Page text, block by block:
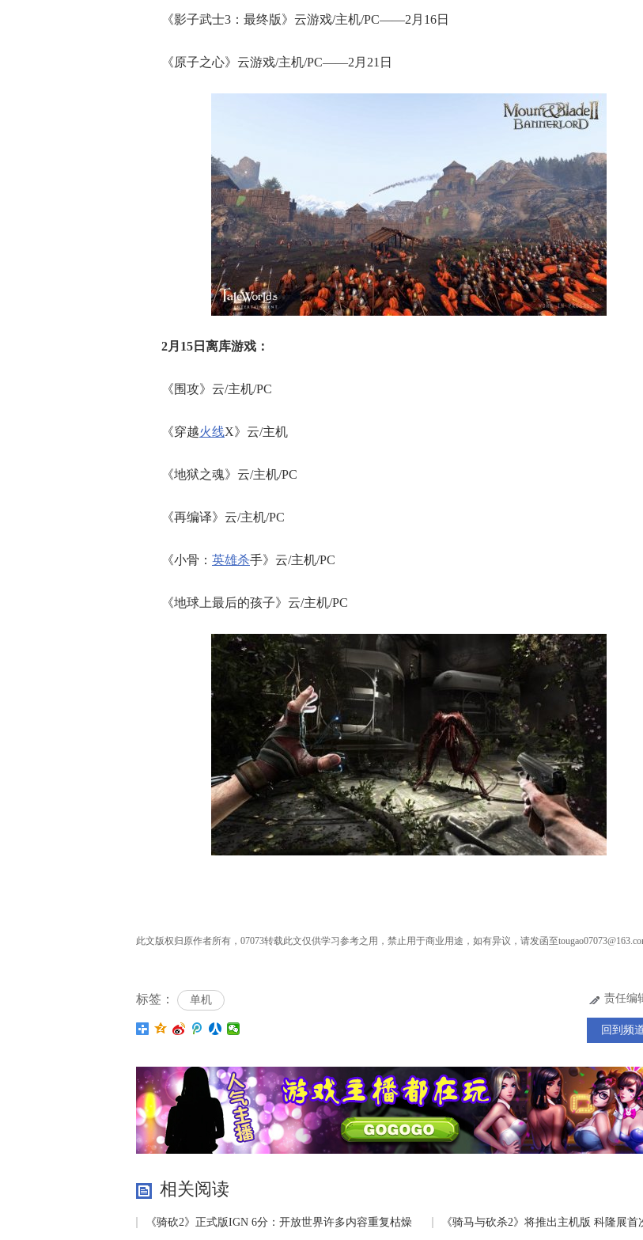
《影子武士3：最终版》云游戏/主机/PC——2月16日
《原子之心》云游戏/主机/PC——2月21日
2月15日离库游戏：
《围攻》云/主机/PC
《穿越火线X》云/主机
《地狱之魂》云/主机/PC
《再编译》云/主机/PC
《小骨： 英雄杀手》云/主机/PC
《地球上最后的孩子》云/主机/PC
此文版权归原作者所有，07073转载此文仅供学习参考之用，禁止用于商业用途，如有异议，请发函至
责任编
标签： 单机
回到频
相关阅读
《骑砍2》正式版IGN 6分：开放世界许多内容重复枯燥 《骑马与砍杀2》将推出主机版 科隆展首